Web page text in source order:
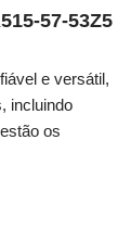
57-53Z5
e versátil,
incluindo
os